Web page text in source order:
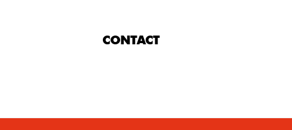
CONTACT